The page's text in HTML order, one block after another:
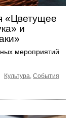
«Цветущее
и
мероприятий
Культура, События